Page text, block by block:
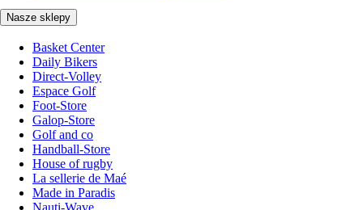
Nasze sklepy
Basket Center
Daily Bikers
Direct-Volley
Espace Golf
Foot-Store
Galop-Store
Golf and co
Handball-Store
House of rugby
La sellerie de Maé
Made in Paradis